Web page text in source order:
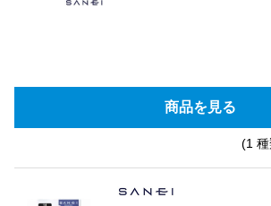
商品を見る
(1